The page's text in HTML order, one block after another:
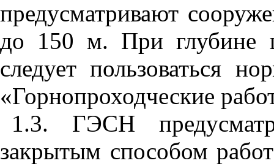
предусматривают
до 150 м. При глубине
следует пользоваться
«Горнопроходческие
1.3. ГЭСН
закрытым способом